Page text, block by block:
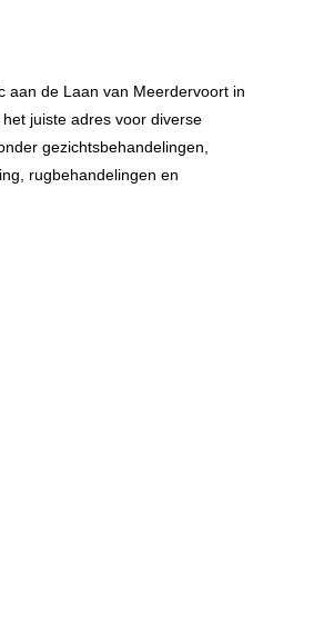
aan de Laan van Meerdervoort in
juiste adres voor diverse
gezichtsbehandelingen,
rugbehandelingen en